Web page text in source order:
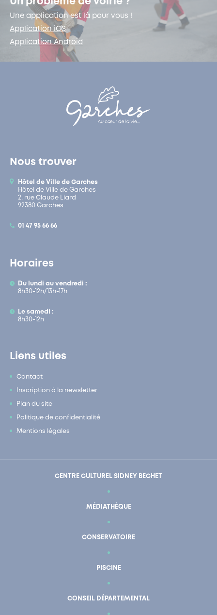
Une application est là pour vous !
Application iOS
Application Android
Nous trouver
Hôtel de Ville de Garches
Hôtel de Ville de Garches
2, rue Claude Liard
92380 Garches
01 47 95 66 66
Horaires
Du lundi au vendredi :
8h30-12h/13h-17h
Le samedi :
8h30-12h
Liens utiles
Contact
Inscription à la newsletter
Plan du site
Politique de confidentialité
Mentions légales
CENTRE CULTUREL SIDNEY BECHET
MÉDIATHÈQUE
CONSERVATOIRE
PISCINE
CONSEIL DÉPARTEMENTAL